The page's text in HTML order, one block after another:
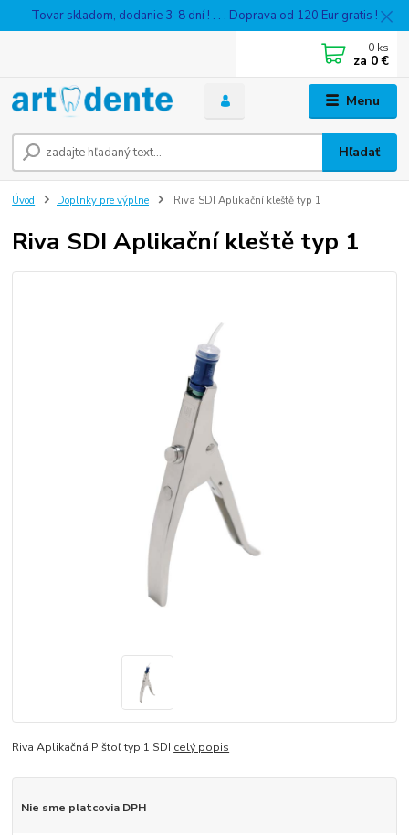
Tovar skladom, dodanie 3-8 dní ! . . . Doprava od 120 Eur gratis !
Menu
Hľadať
0 ks
za 0 €
Úvod Doplnky pre výplne Riva SDI Aplikační kleště typ 1
Riva SDI Aplikační kleště typ 1
Riva Aplikačná Pištoľ typ 1 SDI celý popis
Nie sme platcovia DPH